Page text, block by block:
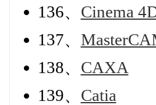
136、 Cinema
137、
138、 CAXA
139、 Catia